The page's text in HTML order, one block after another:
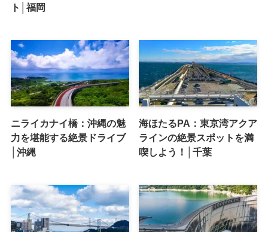
ト│福岡
ニライカナイ橋：沖縄の魅
力を堪能する絶景ドライブ
│沖縄
海ほたるPA：東京湾アクア
ラインの絶景スポットを満
喫しよう！│千葉